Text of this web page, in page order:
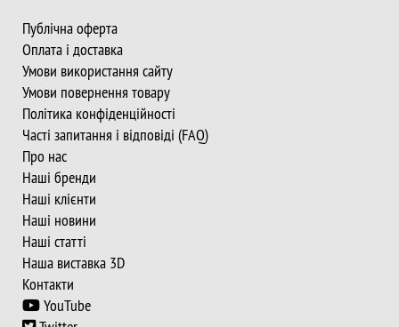
Публічна оферта
Оплата і доставка
Умови використання сайту
Умови повернення товару
Політика конфіденційності
Часті запитання і відповіді (FAQ)
Про нас
Наші бренди
Наші клієнти
Наші новини
Наші статті
Наша виставка 3D
Контакти
YouTube